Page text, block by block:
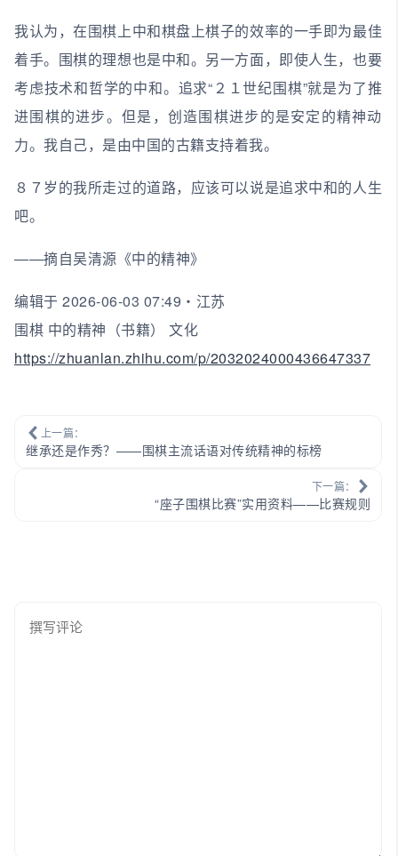
我认为，在围棋上中和棋盘上棋子的效率的一手即为最佳
着手。围棋的理想也是中和。另一方面，即使人生，也要
考虑技术和哲学的中和。追求“２１世纪围棋”就是为了推
进围棋的进步。但是，创造围棋进步的是安定的精神动
力。我自己，是由中国的古籍支持着我。
８７岁的我所走过的道路，应该可以说是追求中和的人生
吧。
——摘自吴清源《中的精神》
编辑于 2026-06-03 07:49・江苏
围棋 中的精神（书籍） 文化
https://zhuanlan.zhihu.com/p/2032024000436647337
上一篇：
继承还是作秀？——围棋主流话语对传统精神的标榜
下一篇：
“座子围棋比赛”实用资料——比赛规则